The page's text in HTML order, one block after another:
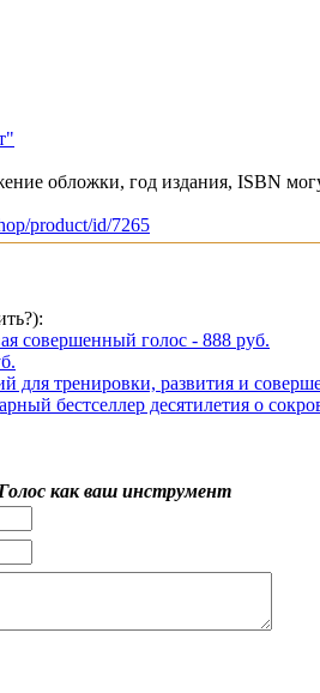
обложки, год издания, ISBN
product/id/7265
совершенный голос - 888 руб.
тренировки, развития и
бестселлер десятилетия о
как ваш инструмент